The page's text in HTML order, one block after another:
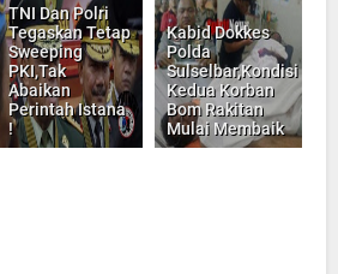
TNI Dan Polri
Tegaskan Tetap
Sweeping
PKI,Tak
Abaikan
Perintah Istana
!
Kabid Dokkes
Polda
Sulselbar,Kondisi
Kedua Korban
Bom Rakitan
Mulai Membaik